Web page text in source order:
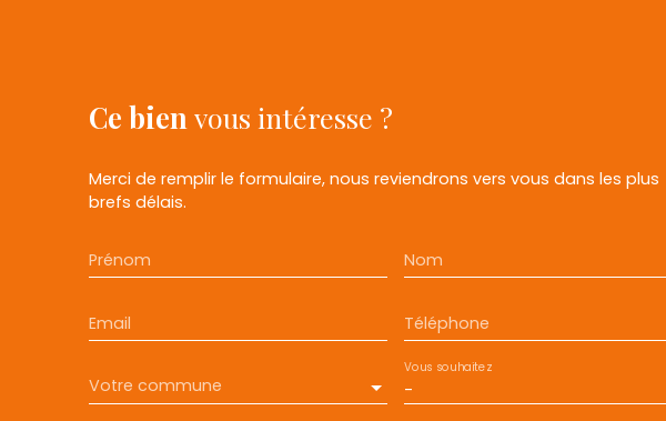
Ce bien vous intéresse ?
Merci de remplir le formulaire, nous reviendrons vers vous dans les plus
brefs délais.
Prénom Nom
Email Téléphone
Votre commune -
Vous souhaitez